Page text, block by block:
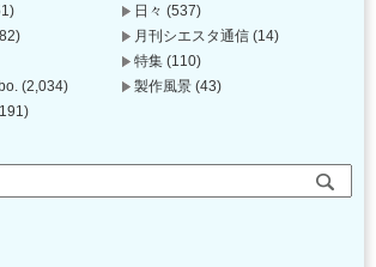
日々 (537)
月刊シエスタ通信 (14)
特集 (110)
(2,034) 製作風景 (43)